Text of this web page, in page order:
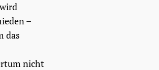
–
das
nicht